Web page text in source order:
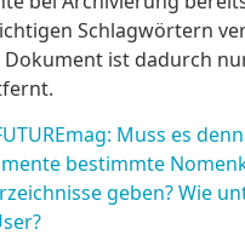
Schlagwörtern
Dokument ist dadurch
Muss es
bestimmte
geben? Wie